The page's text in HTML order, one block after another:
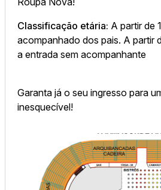
Classificação etária: A partir de
acompanhado dos pais. A partir
a entrada sem acompanhante
Garanta já o seu ingresso para
inesquecível!